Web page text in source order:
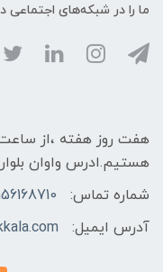
ما را در شبکه‌های اجتماعی
هستیم.ادرس واوان
شماره تماس:
09376779107
آدرس ایمیل: